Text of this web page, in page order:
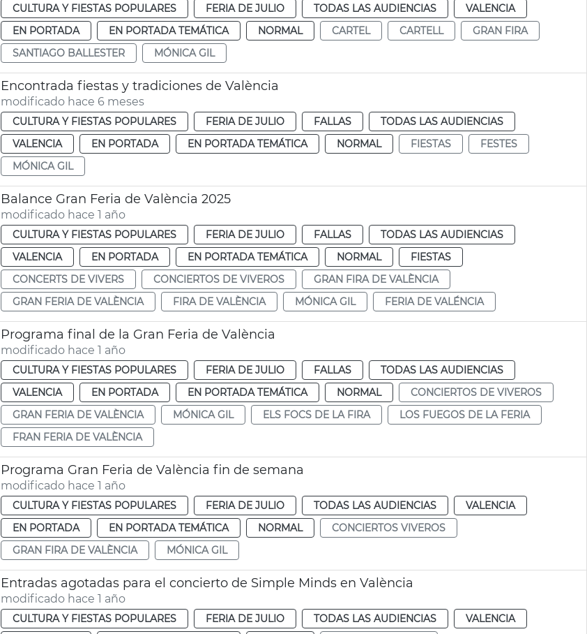
CULTURA Y FIESTAS POPULARES FERIA DE JULIO TODAS LAS AUDIENCIAS
VALENCIA
EN PORTADA
EN PORTADA TEMÁTICA NORMAL CARTEL CARTELL
GRAN FIRA
SANTIAGO BALLESTER
MÓNICA GIL
Encontrada fiestas y tradiciones de València
modificado hace 6 meses
CULTURA Y FIESTAS POPULARES FERIA DE JULIO FALLAS
TODAS LAS AUDIENCIAS
VALENCIA
EN PORTADA EN PORTADA TEMÁTICA NORMAL FIESTAS
FESTES
MÓNICA GIL
Balance Gran Feria de València 2025
modificado hace 1 año
CULTURA Y FIESTAS POPULARES FERIA DE JULIO FALLAS
TODAS LAS AUDIENCIAS
VALENCIA
EN PORTADA EN PORTADA TEMÁTICA NORMAL
FIESTAS
CONCERTS DE VIVERS
CONCIERTOS DE VIVEROS
GRAN FIRA DE VALÈNCIA
GRAN FERIA DE VALÈNCIA
FIRA DE VALÈNCIA MÓNICA GIL FERIA DE VALÉNCIA
Programa final de la Gran Feria de València
modificado hace 1 año
CULTURA Y FIESTAS POPULARES FERIA DE JULIO FALLAS
TODAS LAS AUDIENCIAS
VALENCIA
EN PORTADA EN PORTADA TEMÁTICA NORMAL
CONCIERTOS DE VIVEROS
GRAN FERIA DE VALÈNCIA
MÓNICA GIL ELS FOCS DE LA FIRA
LOS FUEGOS DE LA FERIA
FRAN FERIA DE VALÈNCIA
Programa Gran Feria de València fin de semana
modificado hace 1 año
CULTURA Y FIESTAS POPULARES FERIA DE JULIO TODAS LAS AUDIENCIAS
VALENCIA
EN PORTADA
EN PORTADA TEMÁTICA NORMAL
CONCIERTOS VIVEROS
GRAN FIRA DE VALÈNCIA
MÓNICA GIL
Entradas agotadas para el concierto de Simple Minds en València
modificado hace 1 año
CULTURA Y FIESTAS POPULARES FERIA DE JULIO TODAS LAS AUDIENCIAS VALENCIA